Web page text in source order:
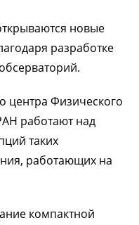
новые
разработке
центра Физического
работают над
таких
работающих на
компактной